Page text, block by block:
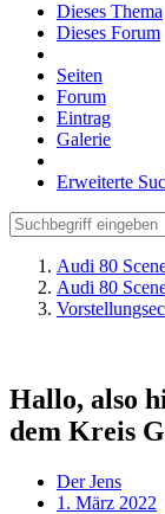
Dieses Thema
Dieses Forum
Seiten
Forum
Eintrag
Galerie
Erweiterte
Audi 80
Audi 80
Hallo, also
dem Kreis
Der Jens
1. März 2022